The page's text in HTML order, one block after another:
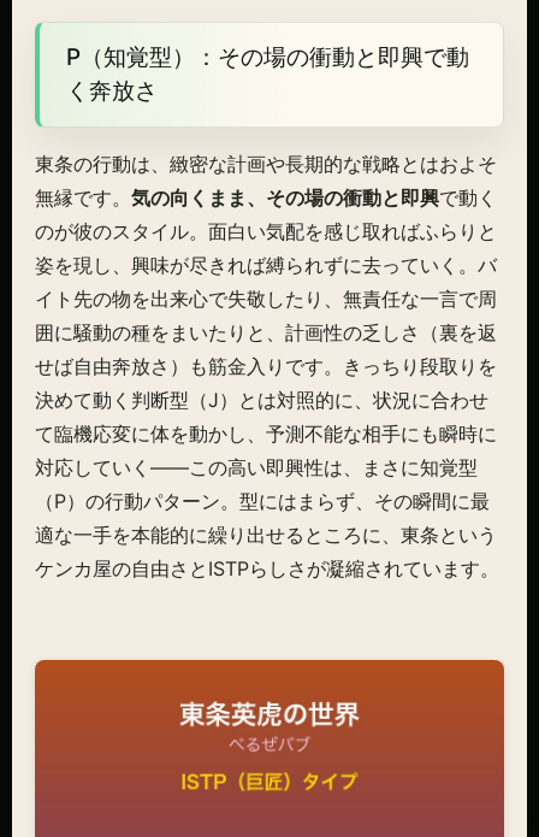
P（知覚型）：その場の衝動と即興で動
く奔放さ
東条の行動は、緻密な計画や長期的な戦略とはおよそ
無縁です。 気の向くまま、その場の衝動と即興で動く
のが彼のスタイル。面白い気配を感じ取ればふらりと
姿を現し、興味が尽きれば縛られずに去っていく。バ
イト先の物を出来心で失敬したり、無責任な一言で周
囲に騒動の種をまいたりと、計画性の乏しさ（裏を返
せば自由奔放さ）も筋金入りです。きっちり段取りを
決めて動く判断型（J）とは対照的に、状況に合わせ
て臨機応変に体を動かし、予測不能な相手にも瞬時に
対応していく——この高い即興性は、まさに知覚型
（P）の行動パターン。型にはまらず、その瞬間に最
適な一手を本能的に繰り出せるところに、東条という
ケンカ屋の自由さとISTPらしさが凝縮されています。